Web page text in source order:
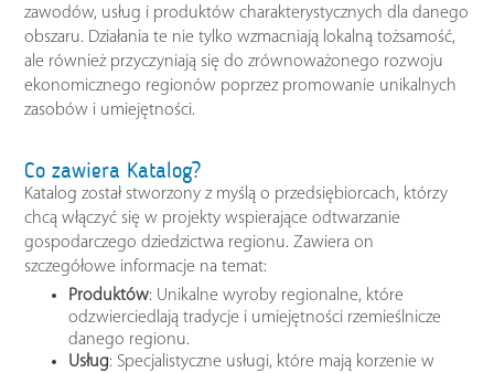
zawodów, usług i produktów charakterystycznych dla danego
obszaru. Działania te nie tylko wzmacniają lokalną tożsamość,
ale również przyczyniają się do zrównoważonego rozwoju
ekonomicznego regionów poprzez promowanie unikalnych
zasobów i umiejętności.
Co zawiera Katalog?
Katalog został stworzony z myślą o przedsiębiorcach, którzy
chcą włączyć się w projekty wspierające odtwarzanie
gospodarczego dziedzictwa regionu. Zawiera on
szczegółowe informacje na temat:
Produktów: Unikalne wyroby regionalne, które
odzwierciedlają tradycje i umiejętności rzemieślnicze
danego regionu.
Usług: Specjalistyczne usługi, które mają korzenie w